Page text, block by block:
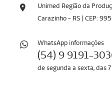
Unimed Região da
Carazinho - RS | CEP:
WhatsApp informaçōes
(54) 9 9191-
de segunda a sexta, das